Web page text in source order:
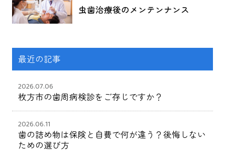
虫歯治療後のメンテンナンス
最近の記事
2026.07.06
枚方市の歯周病検診をご存じですか？
2026.06.11
歯の詰め物は保険と自費で何が違う？後悔しない
ための選び方